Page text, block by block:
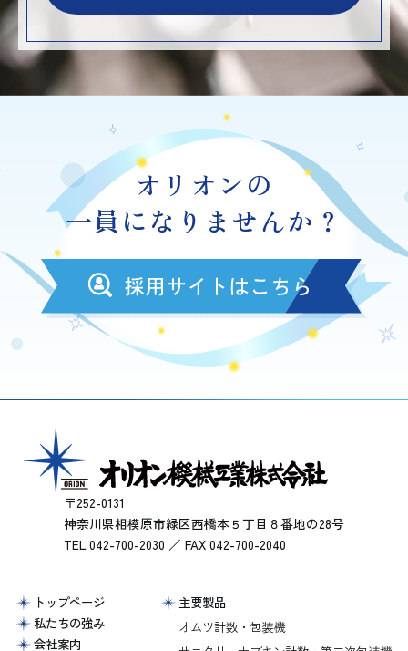
オリオンの
一員になりませんか？
〒252-0131
神奈川県相模原市緑区西橋本５丁目８番地の28号
TEL 042-700-2030 ／ FAX 042-700-2040
トップページ
私たちの強み
会社案内
主要製品
オムツ計数・包装機